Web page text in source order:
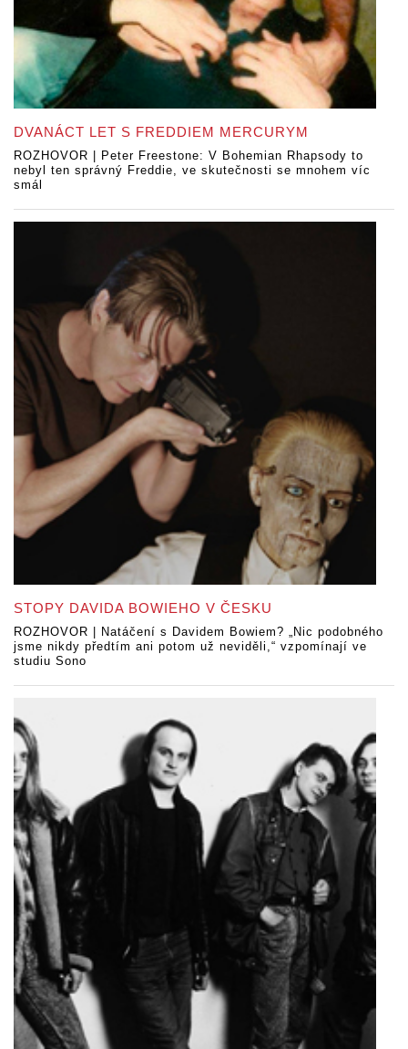
DVANÁCT LET S FREDDIEM MERCURYM
ROZHOVOR | Peter Freestone: V Bohemian Rhapsody to
nebyl ten správný Freddie, ve skutečnosti se mnohem víc
smál
STOPY DAVIDA BOWIEHO V ČESKU
ROZHOVOR | Natáčení s Davidem Bowiem? „Nic podobného
jsme nikdy předtím ani potom už neviděli,“ vzpomínají ve
studiu Sono